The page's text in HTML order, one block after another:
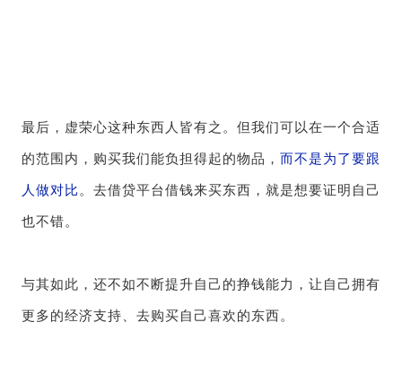
最后，虚荣心这种东西人皆有之。但我们可以在一个合适
的范围内，购买我们能负担得起的物品， 而不是为了要跟
人做对比。去借贷平台借钱来买东西，就是想要证明自己
也不错。
与其如此，还不如不断提升自己的挣钱能力，让自己拥有
更多的经济支持、去购买自己喜欢的东西。